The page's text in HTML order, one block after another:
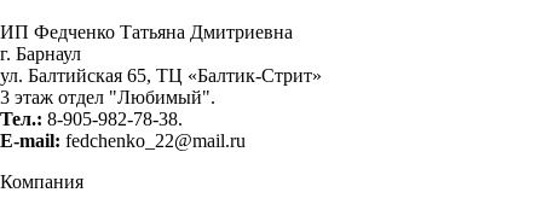
ИП Федченко Татьяна Дмитриевна
г. Барнаул
ул. Балтийская 65, ТЦ «Балтик-Стрит»
3 этаж отдел "Любимый".
Тел.: 8-905-982-78-38.
E-mail: fedchenko_22@mail.ru
Компания